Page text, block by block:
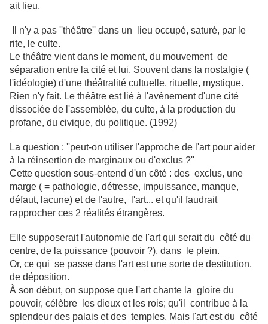
ait lieu.
Il n'y a pas ''théâtre'' dans un lieu occupé, saturé, par le
rite, le culte.
Le théâtre vient dans le moment, du mouvement de
séparation entre la cité et lui. Souvent dans la nostalgie (
l'idéologie) d'une théâtralité cultuelle, rituelle, mystique.
Rien n'y fait. Le théâtre est lié à l'avènement d'une cité
dissociée de l'assemblée, du culte, à la production du
profane, du civique, du politique. (1992)
La question : ''peut-on utiliser l'approche de l'art pour aider
à la réinsertion de marginaux ou d'exclus ?''
Cette question sous-entend d'un côté : des exclus, une
marge ( = pathologie, détresse, impuissance, manque,
défaut, lacune) et de l'autre, l'art... et qu'il faudrait
rapprocher ces 2 réalités étrangères.
Elle supposerait l'autonomie de l'art qui serait du côté du
centre, de la puissance (pouvoir ?), dans le plein.
Or, ce qui se passe dans l'art est une sorte de destitution,
de déposition.
À son début, on suppose que l'art chante la gloire du
pouvoir, célèbre les dieux et les rois; qu'il contribue à la
splendeur des palais et des temples. Mais l'art est du côté